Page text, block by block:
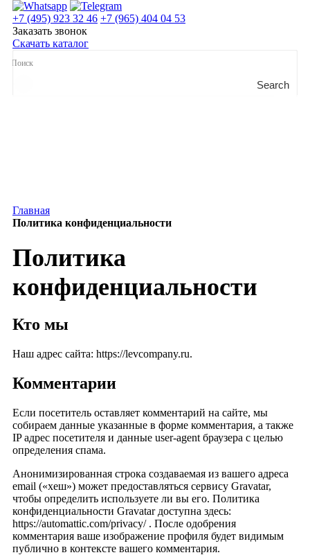
+7 (495) 923 32 46 +7 (965) 404 04 53
Заказать звонок
Скачать каталог
Search
Главная
Политика конфиденциальности
Политика
конфиденциальности
Кто мы
Наш адрес сайта: https://levcompany.ru.
Комментарии
Если посетитель оставляет комментарий на сайте, мы
собираем данные указанные в форме комментария, а также
IP адрес посетителя и данные user-agent браузера с целью
определения спама.
Анонимизированная строка создаваемая из вашего адреса
email («хеш») может предоставляться сервису Gravatar,
чтобы определить используете ли вы его. Политика
конфиденциальности Gravatar доступна здесь:
https://automattic.com/privacy/ . После одобрения
комментария ваше изображение профиля будет видимым
публично в контексте вашего комментария.